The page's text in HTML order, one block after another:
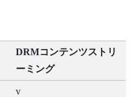
DRMコンテンツストリ
ーミング
v